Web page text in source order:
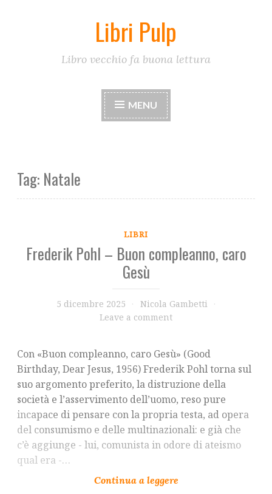
Libri Pulp
Libro vecchio fa buona lettura
MENU
Tag: Natale
LIBRI
Frederik Pohl – Buon compleanno, caro
Gesù
5 dicembre 2025
Nicola Gambetti
Leave a comment
Con «Buon compleanno, caro Gesù» (Good
Birthday, Dear Jesus, 1956) Frederik Pohl torna sul
suo argomento preferito, la distruzione della
società e l’asservimento dell’uomo, reso pure
incapace di pensare con la propria testa, ad opera
del consumismo e delle multinazionali: e già che
c’è aggiunge - lui, comunista in odore di ateismo
qual era -…